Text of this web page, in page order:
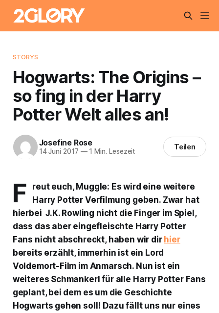
STORYS
Hogwarts: The Origins –
so fing in der Harry
Potter Welt alles an!
Josefine Rose
14 Juni 2017 —1 Min. Lesezeit Teilen
F
reut euch, Muggle: Es wird eine weitere
Harry Potter Verfilmung geben. Zwar hat
hierbei J.K. Rowling nicht die Finger im Spiel,
dass das aber eingefleischte Harry Potter
Fans nicht abschreckt, haben wir dir hier
bereits erzählt, immerhin ist ein Lord
Voldemort-Film im Anmarsch. Nun ist ein
weiteres Schmankerl für alle Harry Potter Fans
geplant, bei dem es um die Geschichte
Hogwarts gehen soll! Dazu fällt uns nur eines